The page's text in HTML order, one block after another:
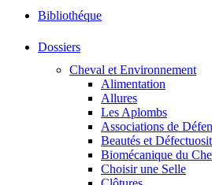
Bibliothéque
Dossiers
Cheval et Environnement
Alimentation
Allures
Les Aplombs
Associations de
Beautés et
Biomécanique du
Choisir une Selle